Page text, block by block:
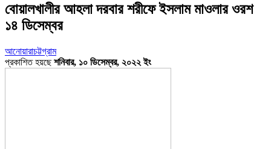
বোয়ালখালীর আহলা দরবার শরীফে ইসলাম মাওলার ওরশ
১৪ ডিসেম্বর
আনোয়ারাচট্টগ্রাম
প্রকাশিত হয়ছেশনিবার, ১০ ডিসেম্বর, ২০২২ ইং